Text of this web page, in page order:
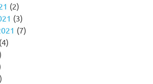
(2)
(3)
(7)
(4)